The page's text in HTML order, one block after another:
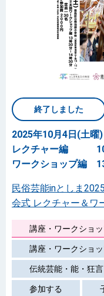
終了しました
2025年10月4日(土曜)
レクチャー編 10
ワークショップ編
民俗芸能inとしま
会式 レクチャー＆ワ
講座・ワークショ
講座・ワークショ
伝統芸能・能・狂
参加する